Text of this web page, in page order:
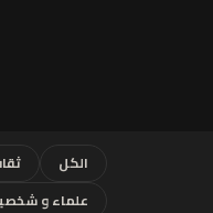
الكل
علماء و